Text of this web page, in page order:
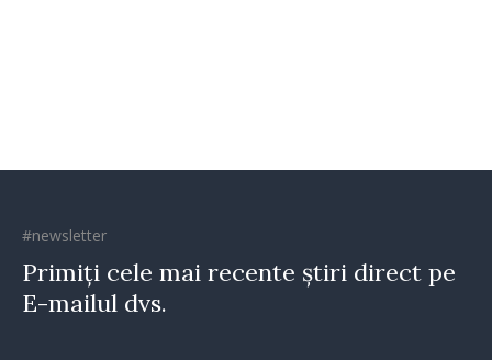
#newsletter
Primiți cele mai recente știri direct pe
E-mailul dvs.